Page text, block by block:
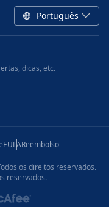
Português
dicas, etc.
EULAReembolso
os direitos reservados.
reservados.